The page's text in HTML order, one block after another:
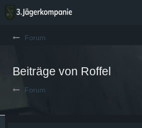
Forum
Beiträge von Roffel
Forum